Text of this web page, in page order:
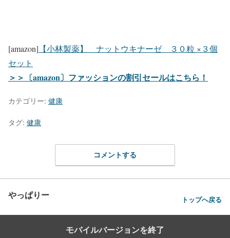
[amazon] 【小林製薬】 ナットウキナーゼ ３０粒 ×３個
セット
＞＞〔amazon〕ファッションの割引セールはこちら！
カテゴリー: 健康
タグ: 健康
コメントする
やっぱりー トップへ戻る
モバイルバージョンを終了